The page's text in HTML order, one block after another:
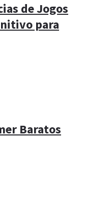
de Jogos
para
Baratos